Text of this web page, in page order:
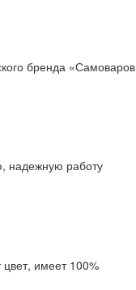
бренда «Самоваров
надежную работу
цвет, имеет 100%